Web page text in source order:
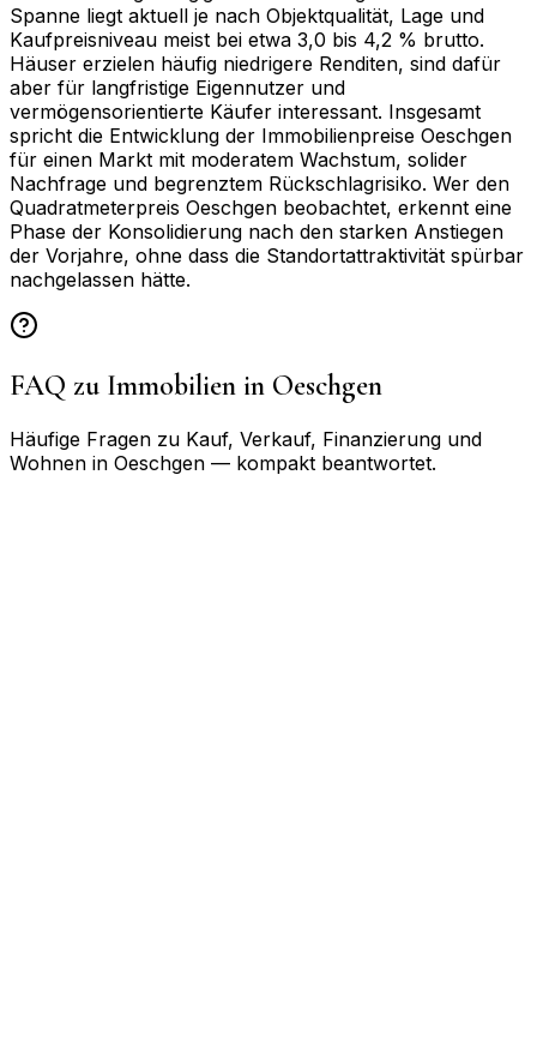
Spanne liegt aktuell je nach Objektqualität, Lage und
Kaufpreisniveau meist bei etwa 3,0 bis 4,2 % brutto.
Häuser erzielen häufig niedrigere Renditen, sind dafür
aber für langfristige Eigennutzer und
vermögensorientierte Käufer interessant. Insgesamt
spricht die Entwicklung der Immobilienpreise Oeschgen
für einen Markt mit moderatem Wachstum, solider
Nachfrage und begrenztem Rückschlagrisiko. Wer den
Quadratmeterpreis Oeschgen beobachtet, erkennt eine
Phase der Konsolidierung nach den starken Anstiegen
der Vorjahre, ohne dass die Standortattraktivität spürbar
nachgelassen hätte.
FAQ zu Immobilien in Oeschgen
Häufige Fragen zu Kauf, Verkauf, Finanzierung und
Wohnen in Oeschgen — kompakt beantwortet.